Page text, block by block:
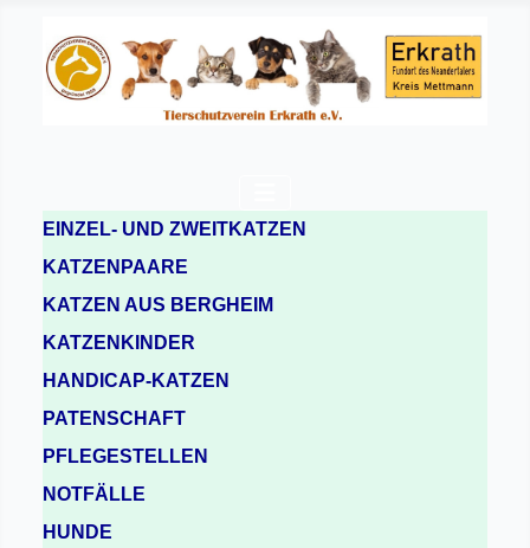
EINZEL- UND ZWEITKATZEN
KATZENPAARE
KATZEN AUS BERGHEIM
KATZENKINDER
HANDICAP-KATZEN
PATENSCHAFT
PFLEGESTELLEN
NOTFÄLLE
HUNDE